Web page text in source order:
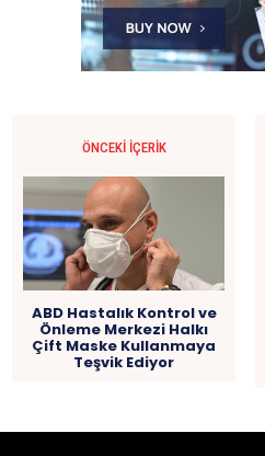
ÖNCEKI İÇERIK
ABD Hastalık Kontrol ve
Önleme Merkezi Halkı
Çift Maske Kullanmaya
Teşvik Ediyor